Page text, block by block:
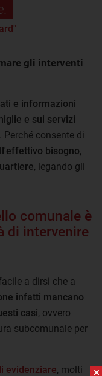
gli interventi
e informazioni
e sui servizi
. Perché consente di
bisogno,
, legando gli
comunale è
di intervenire
a dirsi che a
infatti mancano
casi, ovvero
subcomunale per
evidenziare, molti